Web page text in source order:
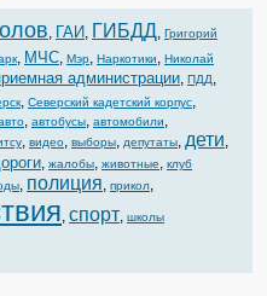
, ГАИ, ГИБДД, Григорий
, МЧС, Мэр, Наркотики, Николай
администрации, ПДД,
, Северский кадетский корпус,
, автобусы, автомобили,
, видео, выборы, депутаты, дети,
, жалобы, животные, клуб
, полиция, прикол,
, спорт, школы